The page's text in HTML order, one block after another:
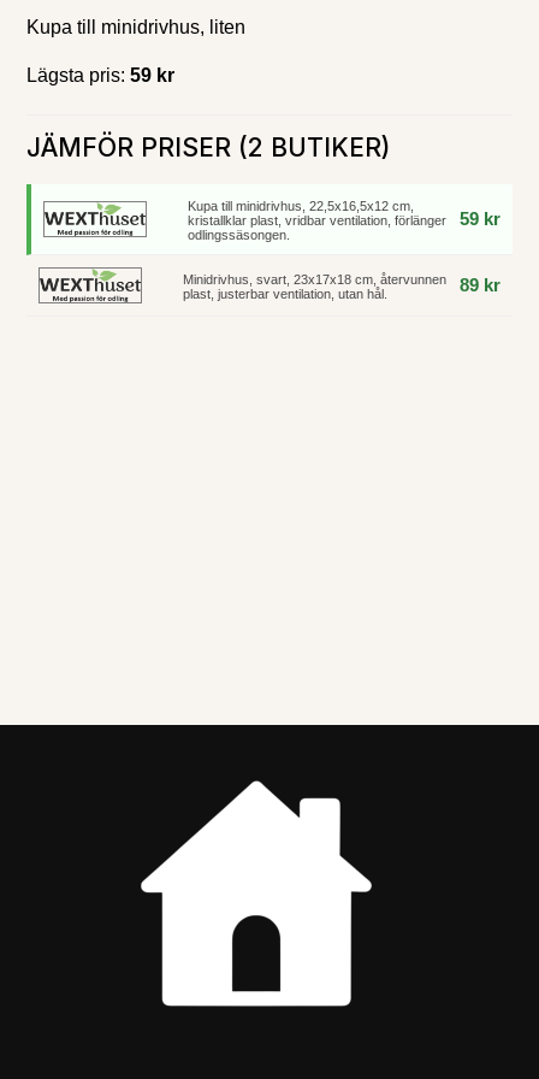
Kupa till minidrivhus, liten
Lägsta pris: 59 kr
JÄMFÖR PRISER (2 BUTIKER)
Kupa till minidrivhus, 22,5x16,5x12 cm,
kristallklar plast, vridbar ventilation, förlänger
odlingssäsongen.
59 kr
Minidrivhus, svart, 23x17x18 cm, återvunnen
plast, justerbar ventilation, utan hål.
89 kr